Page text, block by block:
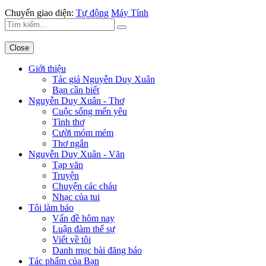
Chuyển giao diện: Tự động Máy Tính
Close
Giới thiệu
Tác giả Nguyễn Duy Xuân
Bạn cần biết
Nguyễn Duy Xuân - Thơ
Cuộc sống mến yêu
Tình thơ
Cười móm mém
Thơ ngắn
Nguyễn Duy Xuân - Văn
Tạp văn
Truyện
Chuyện các cháu
Nhạc của tui
Tôi làm báo
Vấn đề hôm nay
Luận đàm thế sự
Viết về tôi
Danh mục bài đăng báo
Tác phẩm của Bạn